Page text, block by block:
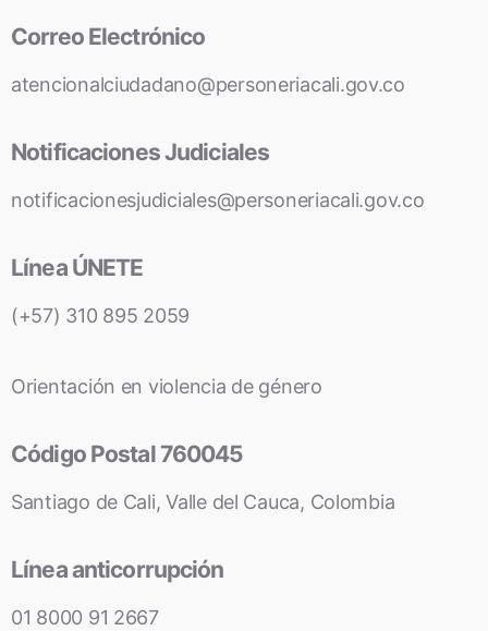
Correo Electrónico
atencionalciudadano@personeriacali.gov.co
Notificaciones Judiciales
notificacionesjudiciales@personeriacali.gov.co
Línea ÚNETE
(+57) 310 895 2059
Orientación en violencia de género
Código Postal 760045
Santiago de Cali, Valle del Cauca, Colombia
Línea anticorrupción
01 8000 91 2667